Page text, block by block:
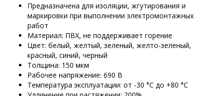
Предназначена для изоляции, жгутирования и
маркировки при выполнении электромонтажных
работ
Материал: ПВХ, не поддерживает горение
Цвет: белый, желтый, зеленый, желто-зеленый,
красный, синий, черный
Толщина: 150 мкм
Рабочее напряжение: 690 В
Температура эксплуатации: от -30 °C до +80 °C